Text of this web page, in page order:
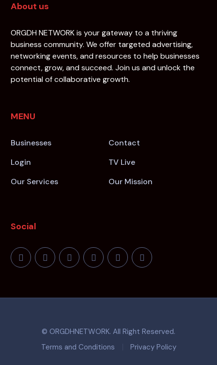
About us
ORGDH NETWORK is your gateway to a thriving
business community. We offer targeted advertising,
networking events, and resources to help businesses
connect, grow, and succeed. Join us and unlock the
potential of collaborative growth.
MENU
Businesses
Contact
Login
TV Live
Our Services
Our Mission
Social
© ORGDHNETWORK. All Right Reserved.
Terms and Conditions
Privacy Policy